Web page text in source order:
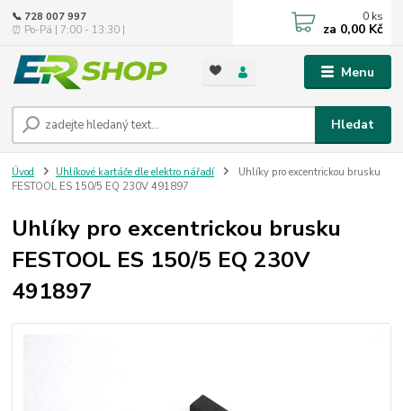
Menu
Hledat
📞 728 007 997
⏰ Po-Pá | 7:00 - 13:30 |
0 ks
za 0,00 Kč
Úvod Uhlíkové kartáče dle elektro nářadí
Uhlíky pro excentrickou brusku
FESTOOL ES 150/5 EQ 230V 491897
Uhlíky pro excentrickou brusku
FESTOOL ES 150/5 EQ 230V
491897